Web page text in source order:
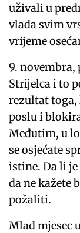
uživali u
vlada svim
vrijeme
9.
Strijelca i to
rezultat toga,
poslu i
Međutim, u
se osjećate
istine. Da li
da ne kažete
požaliti.
Mlad mjesec